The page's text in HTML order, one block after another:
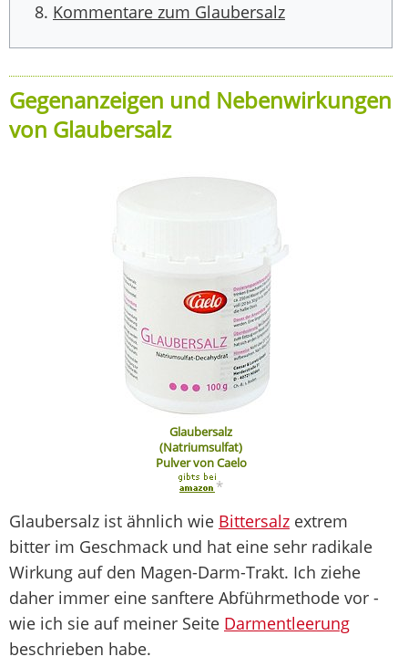
Kommentare zum Glaubersalz
Gegenanzeigen und Nebenwirkungen
von Glaubersalz
Glaubersalz
(Natriumsulfat)
Pulver von Caelo
*
Glaubersalz ist ähnlich wie Bittersalz extrem
bitter im Geschmack und hat eine sehr radikale
Wirkung auf den Magen-Darm-Trakt. Ich ziehe
daher immer eine sanftere Abführmethode vor -
wie ich sie auf meiner Seite Darmentleerung
beschrieben habe.